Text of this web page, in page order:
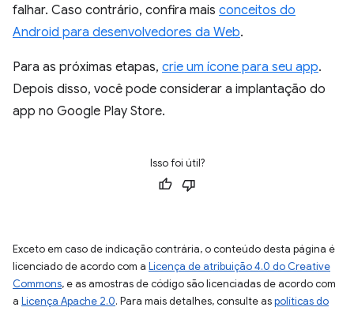
falhar. Caso contrário, confira mais conceitos do
Android para desenvolvedores da Web.
Para as próximas etapas, crie um ícone para seu app.
Depois disso, você pode considerar a implantação do
app no Google Play Store.
Isso foi útil?
Exceto em caso de indicação contrária, o conteúdo desta página é
licenciado de acordo com a Licença de atribuição 4.0 do Creative
Commons, e as amostras de código são licenciadas de acordo com
a Licença Apache 2.0. Para mais detalhes, consulte aspolíticas do